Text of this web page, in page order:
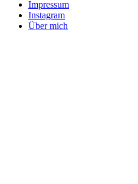
Impressum
Instagram
Über mich